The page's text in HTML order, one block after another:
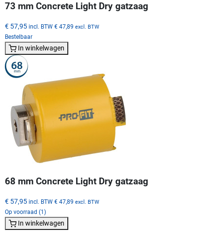
73 mm Concrete Light Dry gatzaag
€ 57,95 incl. BTW € 47,89 excl. BTW
Bestelbaar
In winkelwagen
68 mm Concrete Light Dry gatzaag
€ 57,95 incl. BTW € 47,89 excl. BTW
Op voorraad (1)
In winkelwagen